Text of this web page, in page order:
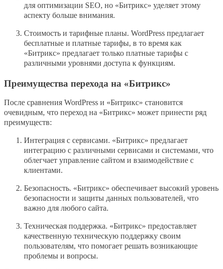
для оптимизации SEO, но «Битрикс» уделяет этому
аспекту больше внимания.
Стоимость и тарифные планы. WordPress предлагает
бесплатные и платные тарифы, в то время как
«Битрикс» предлагает только платные тарифы с
различными уровнями доступа к функциям.
Преимущества перехода на «Битрикс»
После сравнения WordPress и «Битрикс» становится
очевидным, что переход на «Битрикс» может принести ряд
преимуществ:
Интеграция с сервисами. «Битрикс» предлагает
интеграцию с различными сервисами и системами, что
облегчает управление сайтом и взаимодействие с
клиентами.
Безопасность. «Битрикс» обеспечивает высокий уровень
безопасности и защиты данных пользователей, что
важно для любого сайта.
Техническая поддержка. «Битрикс» предоставляет
качественную техническую поддержку своим
пользователям, что помогает решать возникающие
проблемы и вопросы.